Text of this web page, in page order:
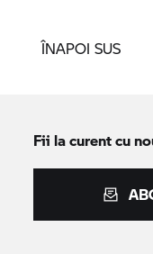
ÎNAPOI SUS
Fii la curent cu